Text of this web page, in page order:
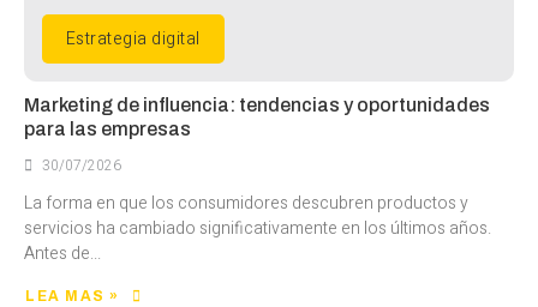
Estrategia digital
Marketing de influencia: tendencias y oportunidades
para las empresas
30/07/2026
La forma en que los consumidores descubren productos y
servicios ha cambiado significativamente en los últimos años.
Antes de...
LEA MAS »